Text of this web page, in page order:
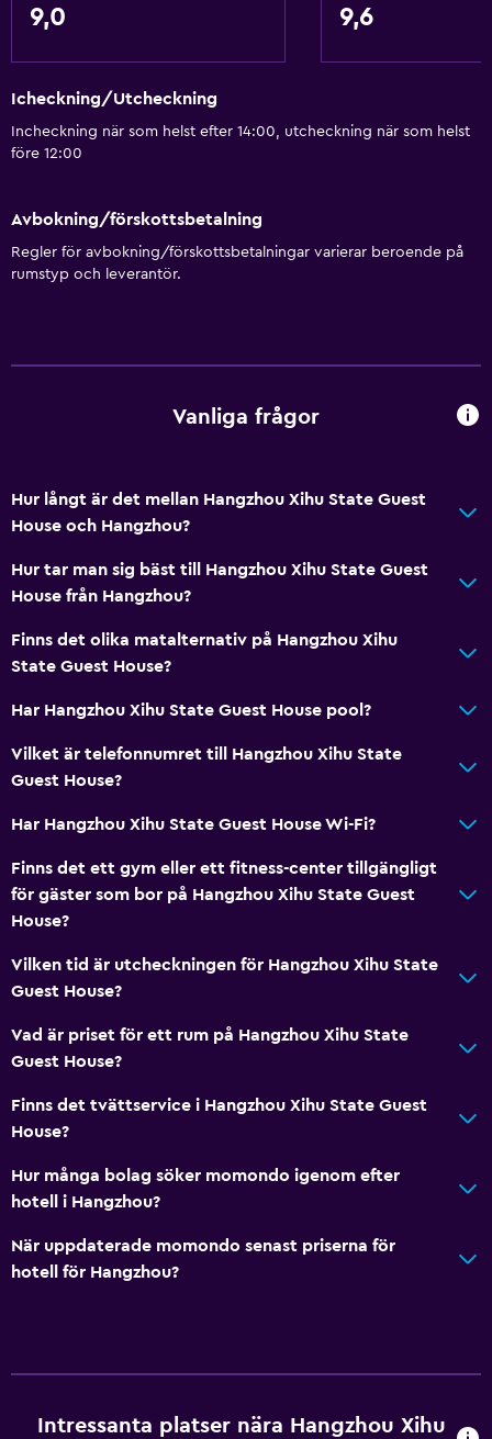
9,0 9,6
Icheckning/Utcheckning
Incheckning när som helst efter 14:00, utcheckning när som helst
före 12:00
Avbokning/förskottsbetalning
Regler för avbokning/förskottsbetalningar varierar beroende på
rumstyp och leverantör.
Vanliga frågor
Hur långt är det mellan Hangzhou Xihu State Guest
House och Hangzhou?
Hur tar man sig bäst till Hangzhou Xihu State Guest
House från Hangzhou?
Finns det olika matalternativ på Hangzhou Xihu
State Guest House?
Har Hangzhou Xihu State Guest House pool?
Vilket är telefonnumret till Hangzhou Xihu State
Guest House?
Har Hangzhou Xihu State Guest House Wi-Fi?
Finns det ett gym eller ett fitness-center tillgängligt
för gäster som bor på Hangzhou Xihu State Guest
House?
Vilken tid är utcheckningen för Hangzhou Xihu State
Guest House?
Vad är priset för ett rum på Hangzhou Xihu State
Guest House?
Finns det tvättservice i Hangzhou Xihu State Guest
House?
Hur många bolag söker momondo igenom efter
hotell i Hangzhou?
När uppdaterade momondo senast priserna för
hotell för Hangzhou?
Intressanta platser nära Hangzhou Xihu